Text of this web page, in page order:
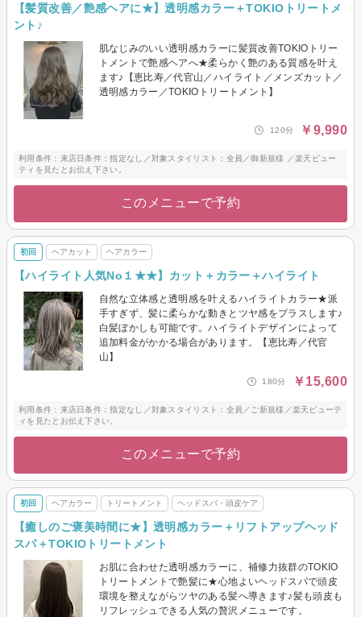
【髪質改善／艶感ヘアに★】透明感カラー＋TOKIOトリートメ
ント♪
肌なじみのいい透明感カラーに髪質改善TOKIOトリー
トメントで艶感ヘアへ★柔らかく艶のある質感を叶え
ます♪【恵比寿／代官山／ハイライト／メンズカット／
透明感カラー／TOKIOトリートメント】
120分 ￥9,990
利用条件：来店日条件：指定なし／対象スタイリスト：全員／御新規様 ／楽天ビュー
ティを見たとお伝え下さい。
このメニューで予約
初回 ヘアカット ヘアカラー
【ハイライト人気No１★★】カット＋カラー＋ハイライト
自然な立体感と透明感を叶えるハイライトカラー★派
手すぎず、髪に柔らかな動きとツヤ感をプラスします♪
白髪ぼかしも可能です。ハイライトデザインによって
追加料金がかかる場合があります。【恵比寿／代官
山】
180分 ￥15,600
利用条件：来店日条件：指定なし／対象スタイリスト：全員／ご新規様／楽天ビューテ
ィを見たとお伝え下さい。
このメニューで予約
初回 ヘアカラー トリートメント ヘッドスパ・頭皮ケア
【癒しのご褒美時間に★】透明感カラー＋リフトアップヘッド
スパ＋TOKIOトリートメント
お肌に合わせた透明感カラーに、補修力抜群のTOKIO
トリートメントで艶髪に★心地よいヘッドスパで頭皮
環境を整えながらツヤのある髪へ導きます♪髪も頭皮も
リフレッシュできる人気の贅沢メニューです。